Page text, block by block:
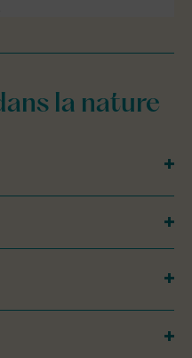
la nature